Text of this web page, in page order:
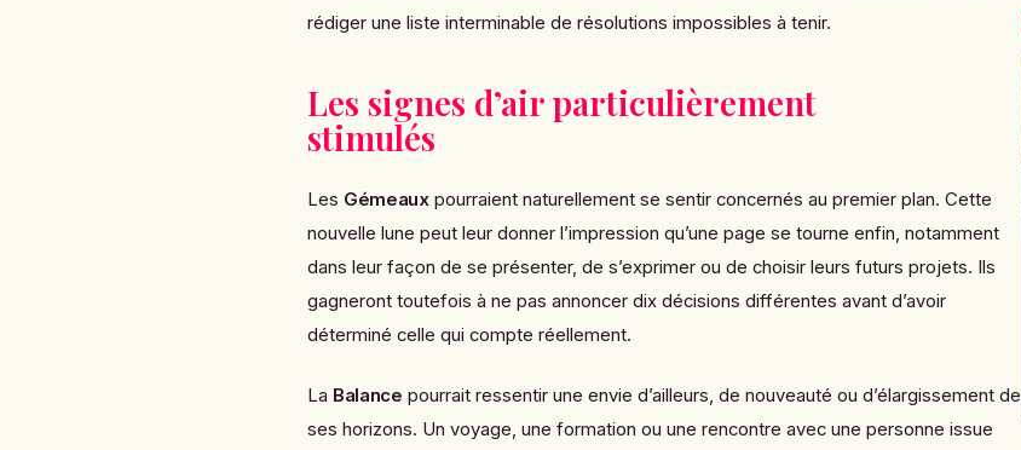
rédiger une liste interminable de résolutions impossibles à tenir.
Les signes d’air particulièrement
stimulés
Les Gémeauxpourraient naturellement se sentir concernés au premier plan. Cette
nouvelle lune peut leur donner l’impression qu’une page se tourne enfin, notamment
dans leur façon de se présenter, de s’exprimer ou de choisir leurs futurs projets. Ils
gagneront toutefois à ne pas annoncer dix décisions différentes avant d’avoir
déterminé celle qui compte réellement.
La Balance pourrait ressentir une envie d’ailleurs, de nouveauté ou d’élargissement de
ses horizons. Un voyage, une formation ou une rencontre avec une personne issue